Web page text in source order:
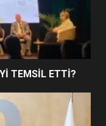
TÜRKİYE
TEMSİL ETTİ?